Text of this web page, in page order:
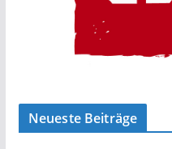
Neueste Beiträge